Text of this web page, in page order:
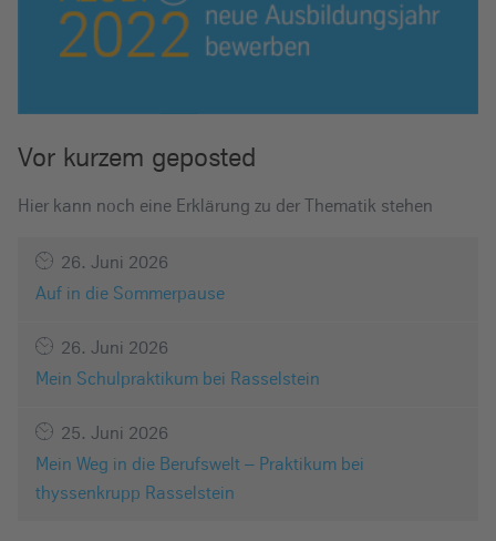
Vor kurzem geposted
Hier kann noch eine Erklärung zu der Thematik stehen
26. Juni 2026
Auf in die Sommerpause
26. Juni 2026
Mein Schulpraktikum bei Rasselstein
25. Juni 2026
Mein Weg in die Berufswelt – Praktikum bei
thyssenkrupp Rasselstein